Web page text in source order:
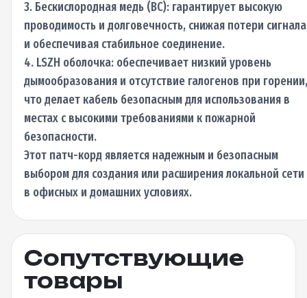
3. Бескислородная медь (BC): гарантирует высокую
проводимость и долговечность, снижая потери сигнала
и обеспечивая стабильное соединение.
4. LSZH оболочка: обеспечивает низкий уровень
дымообразования и отсутствие галогенов при горении,
что делает кабель безопасным для использования в
местах с высокими требованиями к пожарной
безопасности.
Этот патч-корд является надежным и безопасным
выбором для создания или расширения локальной сети
в офисных и домашних условиях.
Сопутствующие
товары